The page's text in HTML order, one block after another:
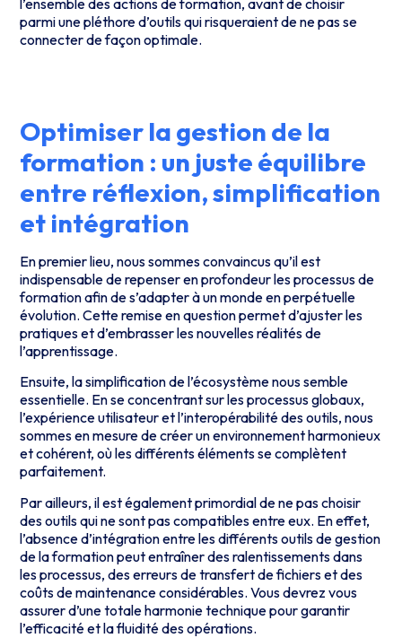
l’ensemble des actions de formation, avant de choisir
parmi une pléthore d’outils qui risqueraient de ne pas se
connecter de façon optimale.
Optimiser la gestion de la
formation : un juste équilibre
entre réflexion, simplification
et intégration
En premier lieu, nous sommes convaincus qu’il est
indispensable de repenser en profondeur les processus de
formation afin de s’adapter à un monde en perpétuelle
évolution. Cette remise en question permet d’ajuster les
pratiques et d’embrasser les nouvelles réalités de
l’apprentissage.
Ensuite, la simplification de l’écosystème nous semble
essentielle. En se concentrant sur les processus globaux,
l’expérience utilisateur et l’interopérabilité des outils, nous
sommes en mesure de créer un environnement harmonieux
et cohérent, où les différents éléments se complètent
parfaitement.
Par ailleurs, il est également primordial de ne pas choisir
des outils qui ne sont pas compatibles entre eux. En effet,
l’absence d’intégration entre les différents outils de gestion
de la formation peut entraîner des ralentissements dans
les processus, des erreurs de transfert de fichiers et des
coûts de maintenance considérables. Vous devrez vous
assurer d’une totale harmonie technique pour garantir
l’efficacité et la fluidité des opérations.